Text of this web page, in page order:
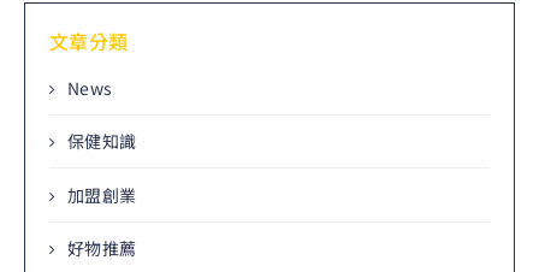
文章分類
News
保健知識
加盟創業
好物推薦